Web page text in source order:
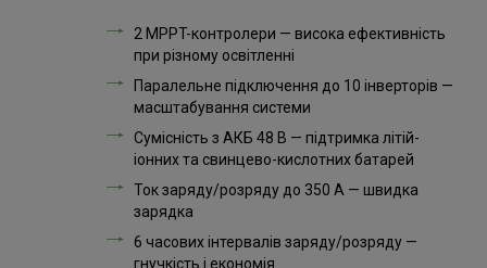
2 MPPT-контролери — висока ефективність
при різному освітленні
Паралельне підключення до 10 інверторів —
масштабування системи
Сумісність з АКБ 48 В — підтримка літій-
іонних та свинцево-кислотних батарей
Ток заряду/розряду до 350 А — швидка
зарядка
6 часових інтервалів заряду/розряду —
гнучкість і економія